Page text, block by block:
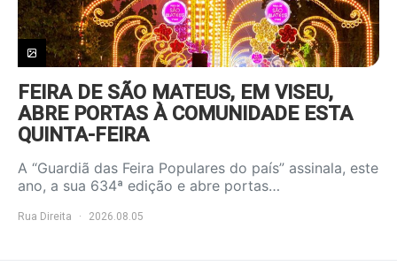
FEIRA DE SÃO MATEUS, EM VISEU,
ABRE PORTAS À COMUNIDADE ESTA
QUINTA-FEIRA
A “Guardiã das Feira Populares do país” assinala, este
ano, a sua 634ª edição e abre portas…
Rua Direita 2026.08.05